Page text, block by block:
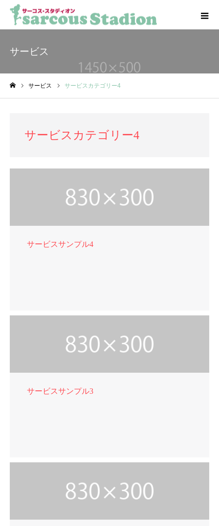
サービス
サービス サービスカテゴリー4
サービスカテゴリー4
サービスサンプル4
サービスサンプル3